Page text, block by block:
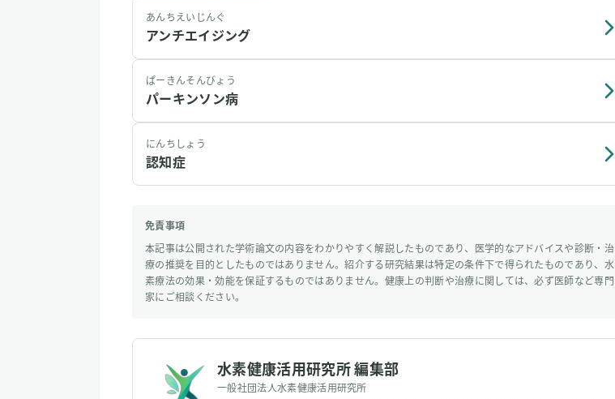
あんちえいじんぐ
アンチエイジング
ぱーきんそんびょう
パーキンソン病
にんちしょう
認知症
免責事項
本記事は公開された学術論文の内容をわかりやすく解説したものであり、医学的なアドバイスや診断・治
療の推奨を目的としたものではありません。紹介する研究結果は特定の条件下で得られたものであり、水
素療法の効果・効能を保証するものではありません。健康上の判断や治療に関しては、必ず医師など専門
家にご相談ください。
水素健康活用研究所 編集部
一般社団法人水素健康活用研究所